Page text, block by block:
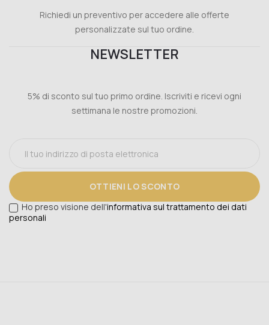
Richiedi un preventivo per accedere alle offerte
personalizzate sul tuo ordine.
NEWSLETTER
5% di sconto sul tuo primo ordine. Iscriviti e ricevi ogni
settimana le nostre promozioni.
OTTIENI LO SCONTO
Ho preso visione dell'informativa sul trattamento dei dati
personali